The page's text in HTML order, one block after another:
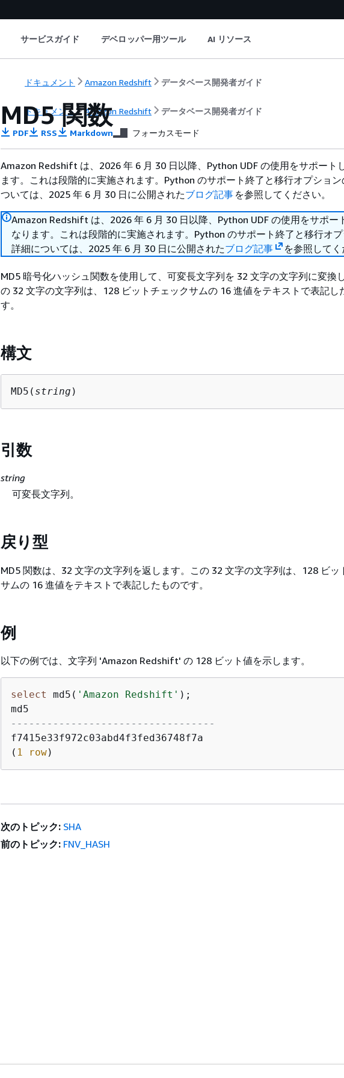
サービスガイド デベロッパー用ツール AI リソース
ドキュメント Amazon Redshift データベース開発者ガイド
ドキュメント Amazon Redshift データベース開発者ガイド
MD5 関数
PDF RSS Markdown フォーカスモード
Amazon Redshift は、2026 年 6 月 30 日以降、Python UDF の使用をサポート
ます。これは段階的に実施されます。Python のサポート終了と移行オプション
ついては、2025 年 6 月 30 日に公開されたブログ記事 を参照してください。
Amazon Redshift は、2026 年 6 月 30 日以降、Python UDF の使用をサポー
なります。これは段階的に実施されます。Python のサポート終了と移行オ
詳細については、2025 年 6 月 30 日に公開されたブログ記事 を参照してく
MD5 暗号化ハッシュ関数を使用して、可変長文字列を 32 文字の文字列に変換
の 32 文字の文字列は、128 ビットチェックサムの 16 進値をテキストで表記し
す。
構文
MD5( string )
引数
string
可変長文字列。
戻り型
MD5 関数は、32 文字の文字列を返します。この 32 文字の文字列は、128 ビッ
サムの 16 進値をテキストで表記したものです。
例
以下の例では、文字列 'Amazon Redshift' の 128 ビット値を示します。
select md5( 'Amazon Redshift' );
----------------------------------
f7415e33f972c03abd4f3fed36748f7a
( 1 row
次のトピック: SHA
前のトピック: FNV_HASH